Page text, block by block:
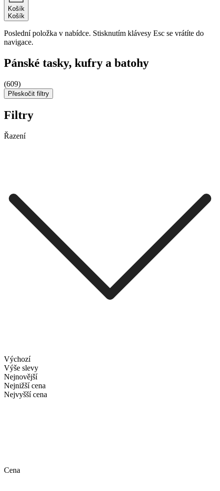
Košík
Košík
Poslední položka v nabídce. Stisknutím klávesy Esc se vrátíte do
navigace.
Pánské tasky, kufry a batohy
(609)
Přeskočit filtry
Filtry
Řazení
Výchozí
Výše slevy
Nejnovější
Nejnižší cena
Nejvyšší cena
Cena